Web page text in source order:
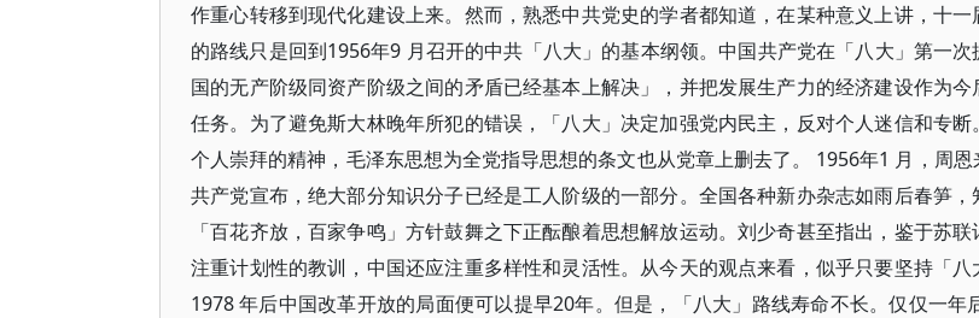
作重心转移到现代化建设上来。然而，熟悉中共党史的学者都知道，在某种意义上讲，十一
的路线只是回到1956年9 月召开的中共「八大」的基本纲领。中国共产党在「八大」第一次
国的无产阶级同资产阶级之间的矛盾已经基本上解决」，并把发展生产力的经济建设作为今
任务。为了避免斯大林晚年所犯的错误，「八大」决定加强党内民主，反对个人迷信和专断
个人崇拜的精神，毛泽东思想为全党指导思想的条文也从党章上删去了。 1956年1 月，周恩
共产党宣布，绝大部分知识分子已经是工人阶级的一部分。全国各种新办杂志如雨后春笋，
「百花齐放，百家争鸣」方针鼓舞之下正酝酿着思想解放运动。刘少奇甚至指出，鉴于苏联
注重计划性的教训，中国还应注重多样性和灵活性。从今天的观点来看，似乎只要坚持「八
1978 年后中国改革开放的局面便可以提早20年。但是，「八大」路线寿命不长。仅仅一年